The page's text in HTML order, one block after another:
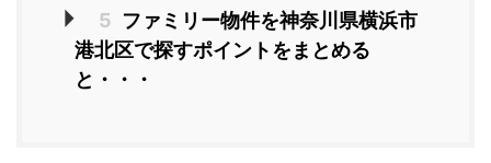
5 ファミリー物件を神奈川県横浜市
港北区で探すポイントをまとめる
と・・・